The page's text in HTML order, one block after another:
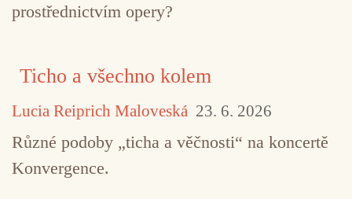
prostřednictvím opery?
Ticho a všechno kolem
Lucia Reiprich Maloveská 23. 6. 2026
Různé podoby „ticha a věčnosti“ na koncertě
Konvergence.